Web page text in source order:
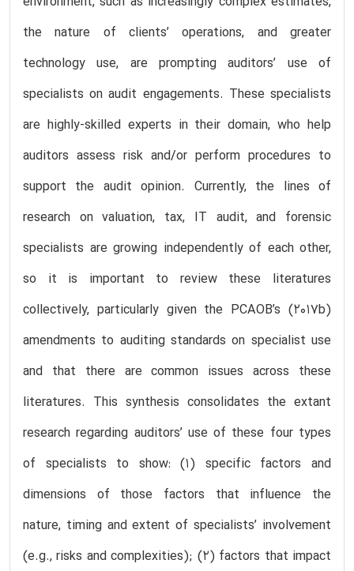
the nature of clients’ operations, and greater
technology use, are prompting auditors’ use of
specialists on audit engagements. These specialists
are highly-skilled experts in their domain, who help
auditors assess risk and/or perform procedures to
support the audit opinion. Currently, the lines of
research on valuation, tax, IT audit, and forensic
specialists are growing independently of each other,
so it is important to review these literatures
collectively, particularly given the PCAOB’s (2017b)
amendments to auditing standards on specialist use
and that there are common issues across these
literatures. This synthesis consolidates the extant
research regarding auditors’ use of these four types
of specialists to show: (1) specific factors and
dimensions of those factors that influence the
nature, timing and extent of specialists’ involvement
(e.g., risks and complexities); (2) factors that impact